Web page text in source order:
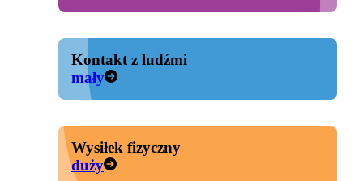
Kontakt z ludźmi
mały
Wysiłek fizyczny
duży